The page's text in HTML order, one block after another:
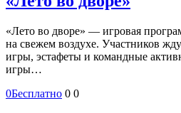
«Лето во дворе» — игровая
на свежем воздухе. Участников
игры, эстафеты и командные
игры…
0Бесплатно 0 0